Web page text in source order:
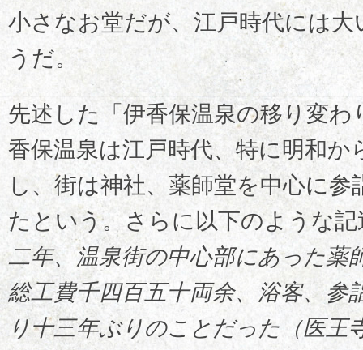
小さなお堂だが、江戸時代には
うだ。
先述した「伊香保温泉の移り変わ
香保温泉は江戸時代、特に明和か
し、街は神社、薬師堂を中心に
たという。さらに以下のような
二年、温泉街の中心部にあった薬
総工費千四百五十両余、浴客、参
り十三年ぶりのことだった（医王